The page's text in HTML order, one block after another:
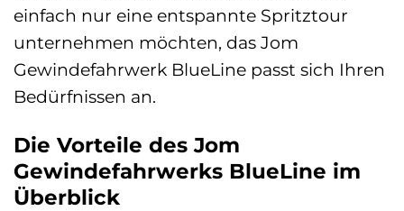
einfach nur eine entspannte Spritztour
unternehmen möchten, das Jom
Gewindefahrwerk BlueLine passt sich Ihren
Bedürfnissen an.
Die Vorteile des Jom
Gewindefahrwerks BlueLine im
Überblick